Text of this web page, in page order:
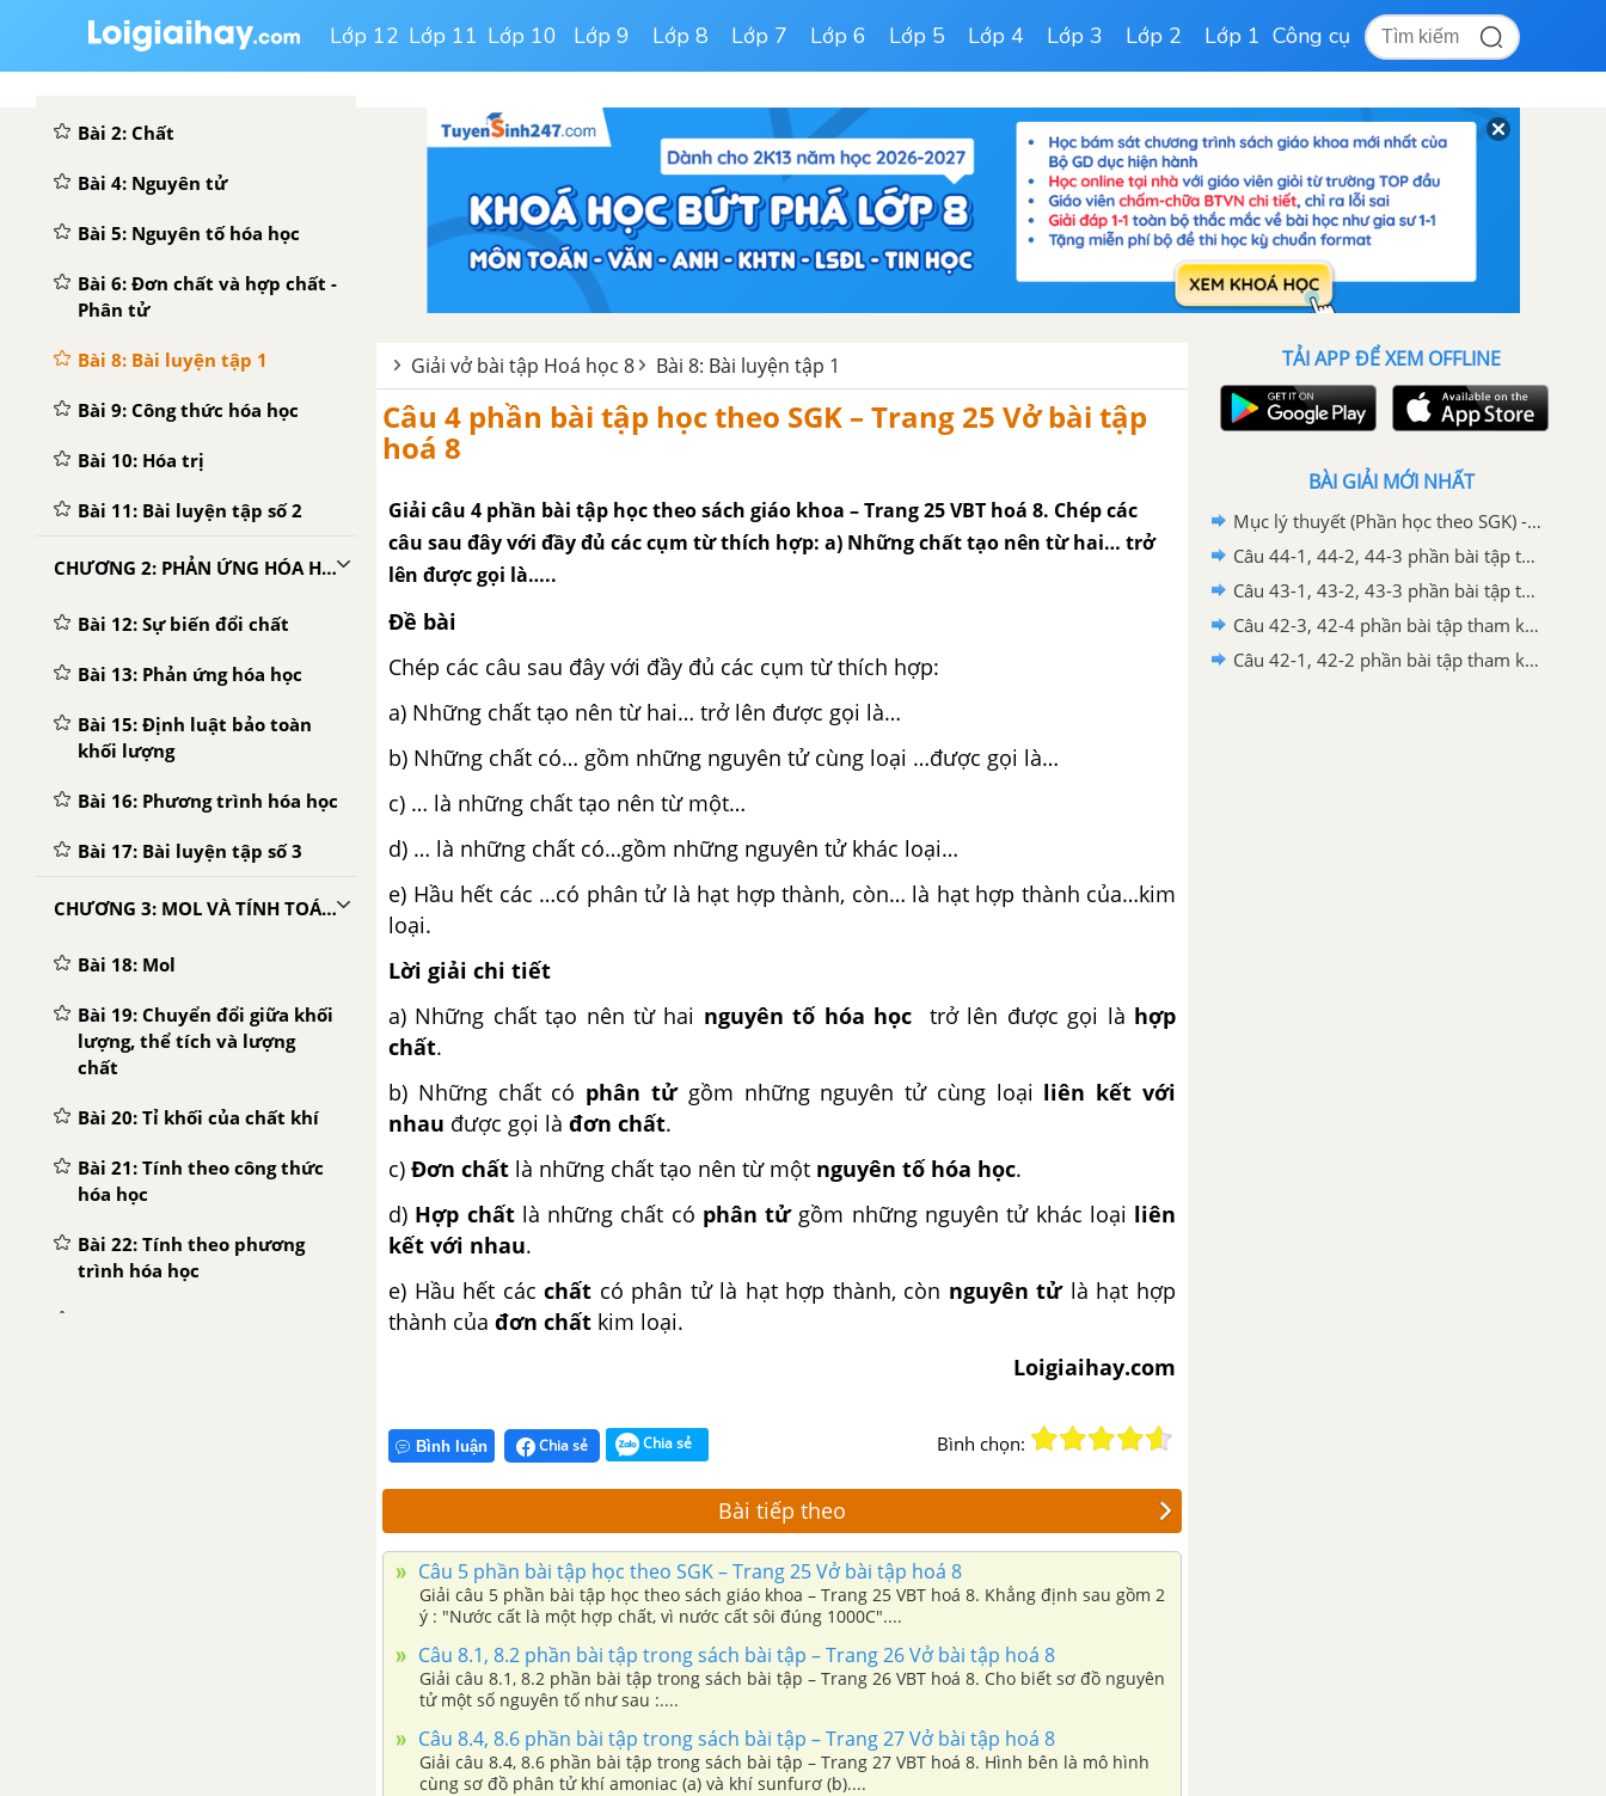
Lớp 12 Lớp 11 Lớp 10 Lớp 9 Lớp 8 Lớp 7 Lớp 6 Lớp 5 Lớp 4 Lớp 3 Lớp 2 Lớp 1 Công cụ
CHƯƠNG 1: CHẤT - NGUYÊN TỬ - PHÂN TỬ
Bài 2: Chất
Bài 4: Nguyên tử
Bài 5: Nguyên tố hóa học
Bài 6: Đơn chất và hợp chất -
Phân tử
Bài 8: Bài luyện tập 1
Bài 9: Công thức hóa học
Bài 10: Hóa trị
Bài 11: Bài luyện tập số 2
CHƯƠNG 2: PHẢN ỨNG HÓA HỌC
Bài 12: Sự biến đổi chất
Bài 13: Phản ứng hóa học
Bài 15: Định luật bảo toàn
khối lượng
Bài 16: Phương trình hóa học
Bài 17: Bài luyện tập số 3
CHƯƠNG 3: MOL VÀ TÍNH TOÁN HÓA HỌC
Bài 18: Mol
Bài 19: Chuyển đổi giữa khối
lượng, thể tích và lượng
chất
Bài 20: Tỉ khối của chất khí
Bài 21: Tính theo công thức
hóa học
Bài 22: Tính theo phương
trình hóa học
Giải vở bài tập Hoá học 8 Bài 8: Bài luyện tập 1
Câu 4 phần bài tập học theo SGK – Trang 25 Vở bài tập
hoá 8
Giải câu 4 phần bài tập học theo sách giáo khoa – Trang 25 VBT hoá 8. Chép các
câu sau đây với đầy đủ các cụm từ thích hợp: a) Những chất tạo nên từ hai… trở
lên được gọi là…..
Đề bài
Chép các câu sau đây với đầy đủ các cụm từ thích hợp:
a) Những chất tạo nên từ hai… trở lên được gọi là…
b) Những chất có… gồm những nguyên tử cùng loại …được gọi là…
c) … là những chất tạo nên từ một…
d) … là những chất có…gồm những nguyên tử khác loại…
e) Hầu hết các …có phân tử là hạt hợp thành, còn… là hạt hợp thành của…kim
loại.
Lời giải chi tiết
a) Những chất tạo nên từ hai nguyên tố hóa học trở lên được gọi là hợp
chất.
b) Những chất có phân tửgồm những nguyên tử cùng loại liên kết với
nhau được gọi là đơn chất.
c) Đơn chất là những chất tạo nên từ một nguyên tố hóa học.
d) Hợp chấtlà những chất có phân tửgồm những nguyên tử khác loại liên
kết với nhau.
e) Hầu hết cácchất có phân tử là hạt hợp thành, còn nguyên tửlà hạt hợp
thành của đơn chất kim loại.
Loigiaihay.com
Bình luận Chia sẻ Chia sẻ Bình chọn:
Bài tiếp theo
Câu 5 phần bài tập học theo SGK – Trang 25 Vở bài tập hoá 8
Giải câu 5 phần bài tập học theo sách giáo khoa – Trang 25 VBT hoá 8. Khẳng định sau gồm 2
ý : "Nước cất là một hợp chất, vì nước cất sôi đúng 1000C"....
Câu 8.1, 8.2 phần bài tập trong sách bài tập – Trang 26 Vở bài tập hoá 8
Giải câu 8.1, 8.2 phần bài tập trong sách bài tập – Trang 26 VBT hoá 8. Cho biết sơ đồ nguyên
tử một số nguyên tố như sau :....
Câu 8.4, 8.6 phần bài tập trong sách bài tập – Trang 27 Vở bài tập hoá 8
Giải câu 8.4, 8.6 phần bài tập trong sách bài tập – Trang 27 VBT hoá 8. Hình bên là mô hình
cùng sơ đồ phân tử khí amoniac (a) và khí sunfurơ (b)....
TẢI APP ĐỂ XEM OFFLINE
BÀI GIẢI MỚI NHẤT
Mục lý thuyết (Phần học theo SGK) - Trang 151
Câu 44-1, 44-2, 44-3 phần bài tập tham khảo – Trang 167 Vở bài tập hoá 8
Câu 43-1, 43-2, 43-3 phần bài tập tham khảo – Trang 163 Vở bài tập hoá 8
Câu 42-3, 42-4 phần bài tập tham khảo – Trang 160 Vở bài tập hoá 8
Câu 42-1, 42-2 phần bài tập tham khảo – Trang 160 Vở bài tập hoá 8